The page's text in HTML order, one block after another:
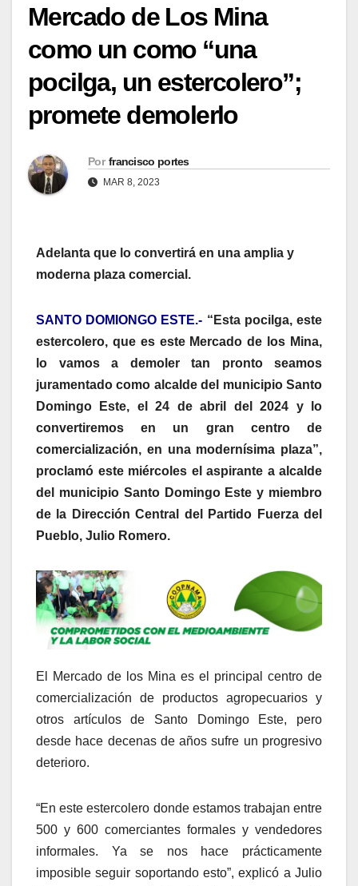
Mercado de Los Mina
como un como “una
pocilga, un estercolero”;
promete demolerlo
Por francisco portes
MAR 8, 2023
Adelanta que lo convertirá en una amplia y
moderna plaza comercial.
SANTO DOMIONGO ESTE.- “Esta pocilga, este
estercolero, que es este Mercado de los Mina,
lo vamos a demoler tan pronto seamos
juramentado como alcalde del municipio Santo
Domingo Este, el 24 de abril del 2024 y lo
convertiremos en un gran centro de
comercialización, en una modernísima plaza”,
proclamó este miércoles el aspirante a alcalde
del municipio Santo Domingo Este y miembro
de la Dirección Central del Partido Fuerza del
Pueblo, Julio Romero.
El Mercado de los Mina es el principal centro de
comercialización de productos agropecuarios y
otros artículos de Santo Domingo Este, pero
desde hace decenas de años sufre un progresivo
deterioro.
“En este estercolero donde estamos trabajan entre
500 y 600 comerciantes formales y vendedores
informales. Ya se nos hace prácticamente
imposible seguir soportando esto”, explicó a Julio